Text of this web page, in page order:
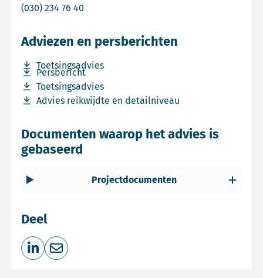
(030) 234 76 40
Adviezen en persberichten
Toetsingsadvies
Download bestand Toetsingsadvies
Persbericht
Download bestand Persbericht
Toetsingsadvies
Download bestand Toetsingsadvies
Advies reikwijdte en detailniveau
Download bestand Advies reikwijdte en detailniveau
Documenten waarop het advies is
gebaseerd
Projectdocumenten
Deel
Deel op LinkedIn
Deel via e-mail